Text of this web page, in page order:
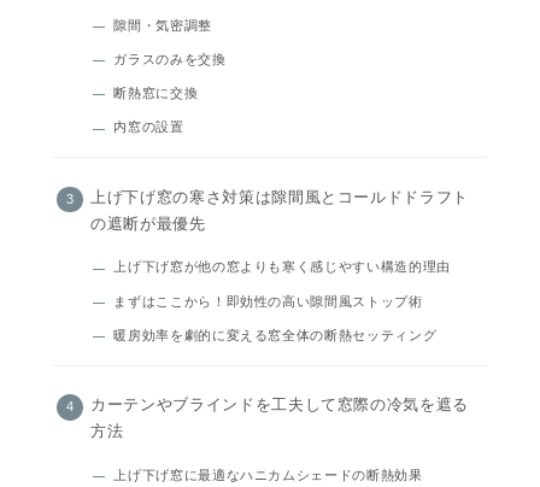
隙間・気密調整
ガラスのみを交換
断熱窓に交換
内窓の設置
上げ下げ窓の寒さ対策は隙間風とコールドドラフト
の遮断が最優先
上げ下げ窓が他の窓よりも寒く感じやすい構造的理由
まずはここから！即効性の高い隙間風ストップ術
暖房効率を劇的に変える窓全体の断熱セッティング
カーテンやブラインドを工夫して窓際の冷気を遮る
方法
上げ下げ窓に最適なハニカムシェードの断熱効果